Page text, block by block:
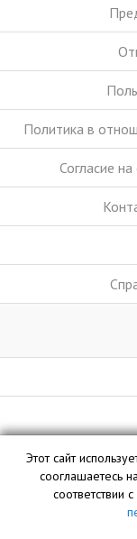
Политика в
Согласие
База данных
Этот сайт
сооглашаетесь
соответствии с